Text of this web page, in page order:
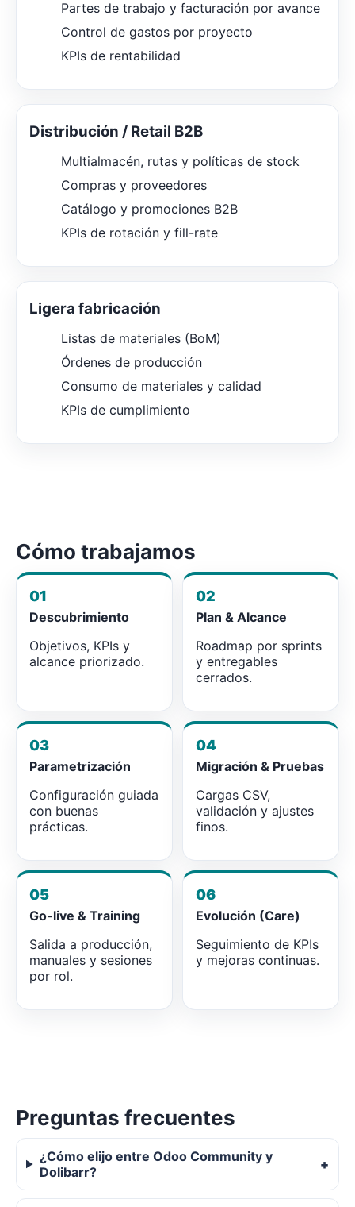
Partes de trabajo y facturación por avance
Control de gastos por proyecto
KPIs de rentabilidad
Distribución / Retail B2B
Multialmacén, rutas y políticas de stock
Compras y proveedores
Catálogo y promociones B2B
KPIs de rotación y fill-rate
Ligera fabricación
Listas de materiales (BoM)
Órdenes de producción
Consumo de materiales y calidad
KPIs de cumplimiento
Cómo trabajamos
01
Descubrimiento
Objetivos, KPIs y
alcance priorizado.
02
Plan & Alcance
Roadmap por sprints
y entregables
cerrados.
03
Parametrización
Configuración guiada
con buenas
prácticas.
04
Migración & Pruebas
Cargas CSV,
validación y ajustes
finos.
05
Go-live & Training
Salida a producción,
manuales y sesiones
por rol.
06
Evolución (Care)
Seguimiento de KPIs
y mejoras continuas.
Preguntas frecuentes
¿Cómo elijo entre Odoo Community y
Dolibarr?